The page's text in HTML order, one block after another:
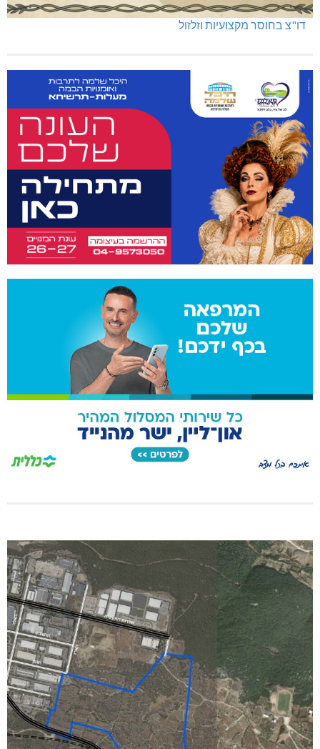
דו"צ בחוסר מקצועיות וזלזול